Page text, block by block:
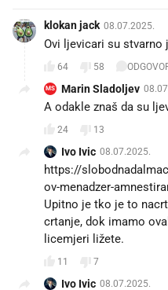
klokan jack 08.07.2025.
Ovi ljevicari su stvarno
64 58
MS Marin Sladoljev
A odakle znaš da su
24 13
Ivo Ivic 08.07.2025.
https://
ov-menadzer-
Upitno je tko je to
crtanje, dok imamo
licemjeri ližete.
11 7
Ivo Ivic 08.07.2025.